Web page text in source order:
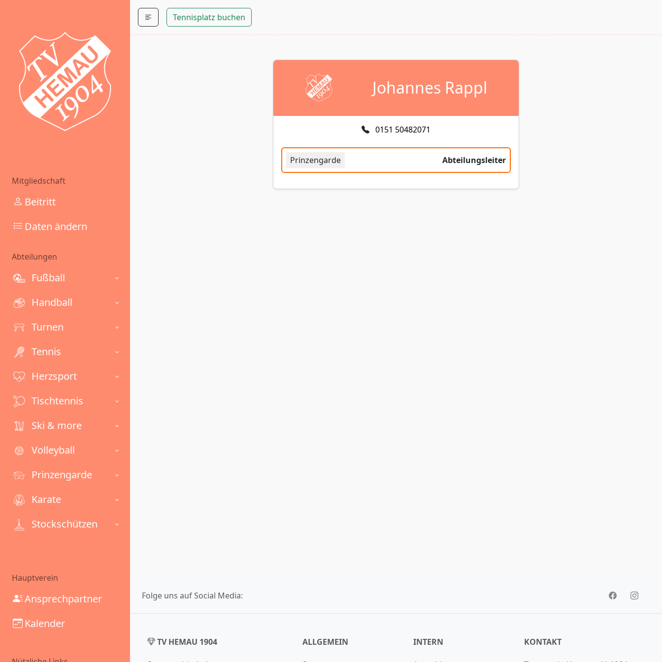
Mitgliedschaft
Beitritt
Daten ändern
Abteilungen
Fußball
Handball
Turnen
Tennis
Herzsport
Tischtennis
Ski & more
Volleyball
Prinzengarde
Karate
Stockschützen
Hauptverein
Ansprechpartner
Kalender
Tennisplatz buchen
Johannes Rappl
0151 50482071
Prinzengarde Abteilungsleiter
Folge uns auf Social Media:
TV HEMAU 1904 ALLGEMEIN INTERN KONTAKT